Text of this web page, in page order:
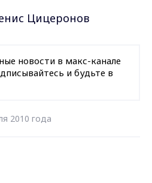
Цицеронов
новости в макс-канале
и будьте в
2010 года